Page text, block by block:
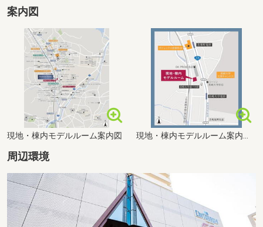
案内図
現地・棟内モデルルーム案内図 現地・棟内モデルルーム案内図（拡大図）
周辺環境